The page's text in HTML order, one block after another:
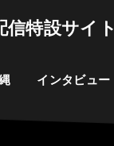
特設サイト
インタビュー